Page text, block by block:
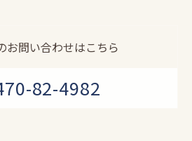
お問い合わせはこちら
82-4982